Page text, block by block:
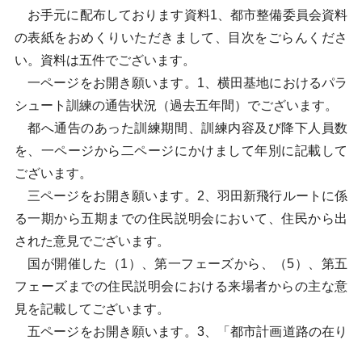
お手元に配布しております資料1、都市整備委員会資料
の表紙をおめくりいただきまして、目次をごらんくださ
い。資料は五件でございます。
一ページをお開き願います。1、横田基地におけるパラ
シュート訓練の通告状況（過去五年間）でございます。
都へ通告のあった訓練期間、訓練内容及び降下人員数
を、一ページから二ページにかけまして年別に記載して
ございます。
三ページをお開き願います。2、羽田新飛行ルートに係
る一期から五期までの住民説明会において、住民から出
された意見でございます。
国が開催した（1）、第一フェーズから、（5）、第五
フェーズまでの住民説明会における来場者からの主な意
見を記載してございます。
五ページをお開き願います。3、「都市計画道路の在り